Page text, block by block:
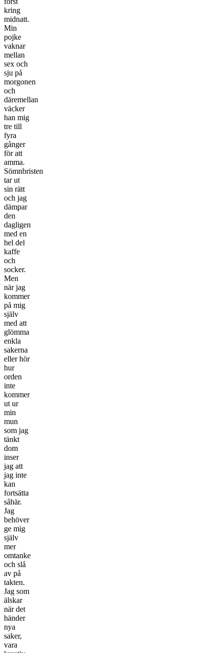
kring
midnatt.
Min
pojke
vaknar
mellan
sex och
sju på
morgonen
och
däremellan
väcker
han mig
tre till
fyra
gånger
för att
amma.
Sömnbristen
tar ut
sin rätt
och jag
dämpar
den
dagligen
med en
hel del
kaffe
och
socker.
Men
när jag
kommer
på mig
själv
med att
glömma
enkla
sakerna
eller hör
hur
orden
inte
kommer
ut ur
min
mun
som jag
tänkt
dom
inser
jag att
jag inte
kan
fortsätta
såhär.
Jag
behöver
ge mig
själv
mer
omtanke
och slå
av på
takten.
Jag som
älskar
när det
händer
nya
saker,
vara